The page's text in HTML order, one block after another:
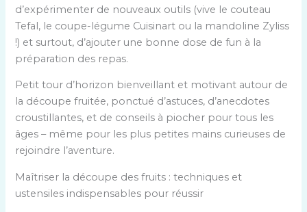
d’expérimenter de nouveaux outils (vive le couteau
Tefal, le coupe-légume Cuisinart ou la mandoline Zyliss
!) et surtout, d’ajouter une bonne dose de fun à la
préparation des repas.
Petit tour d’horizon bienveillant et motivant autour de
la découpe fruitée, ponctué d’astuces, d’anecdotes
croustillantes, et de conseils à piocher pour tous les
âges – même pour les plus petites mains curieuses de
rejoindre l’aventure.
Maîtriser la découpe des fruits : techniques et
ustensiles indispensables pour réussir